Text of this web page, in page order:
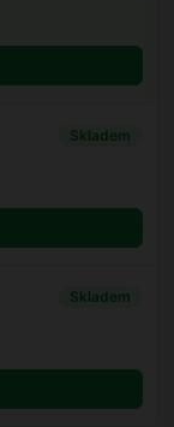
Skladem
Skladem